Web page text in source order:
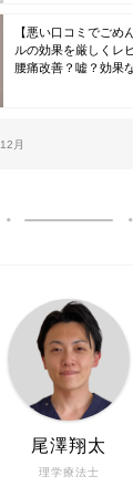
【悪い口コミでごめ
ルの効果を厳しくレ
腰痛改善？嘘？効果
12月
理学療法士
尾澤翔太